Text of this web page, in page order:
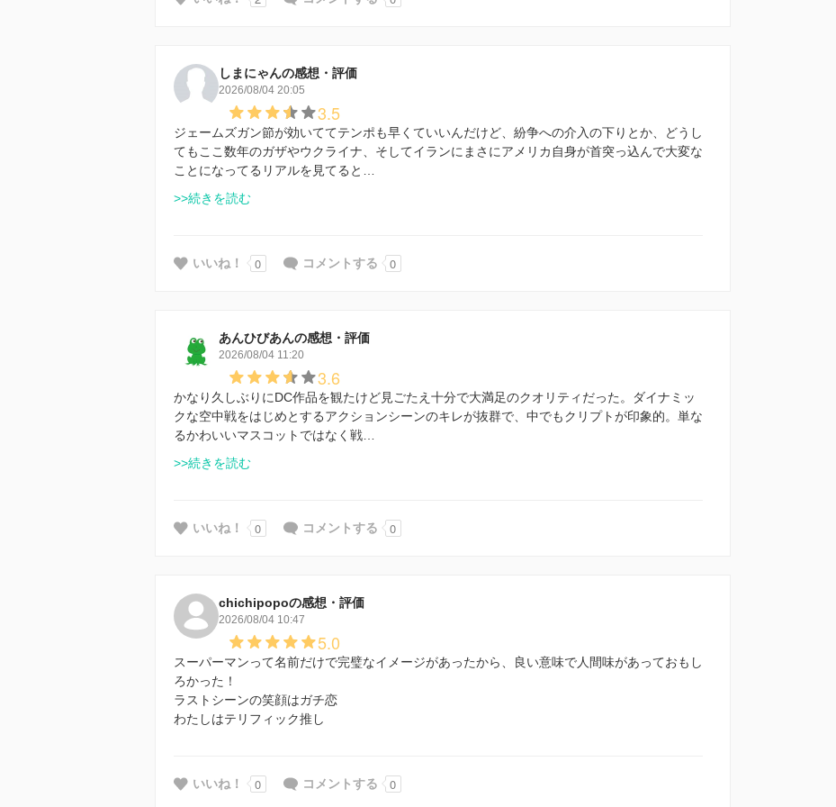
しまにゃんの感想・評価
2026/08/04 20:05
3.5
ジェームズガン節が効いててテンポも早くていいんだけど、紛争への介入の下りとか、どうし
てもここ数年のガザやウクライナ、そしてイランにまさにアメリカ自身が首突っ込んで大変な
ことになってるリアルを見てると…
>>続きを読む
いいね！ 0 コメントする 0
あんひびあんの感想・評価
2026/08/04 11:20
3.6
かなり久しぶりにDC作品を観たけど見ごたえ十分で大満足のクオリティだった。ダイナミッ
クな空中戦をはじめとするアクションシーンのキレが抜群で、中でもクリプトが印象的。単な
るかわいいマスコットではなく戦…
>>続きを読む
いいね！ 0 コメントする 0
chichipopoの感想・評価
2026/08/04 10:47
5.0
スーパーマンって名前だけで完璧なイメージがあったから、良い意味で人間味があっておもし
ろかった！
ラストシーンの笑顔はガチ恋
わたしはテリフィック推し
いいね！ 0 コメントする 0